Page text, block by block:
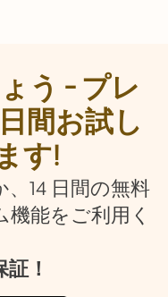
う – プレ
間お試し
す!
14 日間の無料
能をご利用く
！